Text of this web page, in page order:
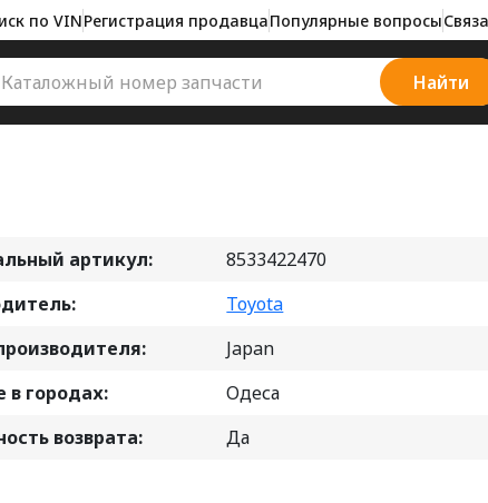
по VINРегистрация продавцаПопулярные вопросы
Найти
артикул:
8533422470
Toyota
Japan
в городах:
Одеса
возврата:
Да